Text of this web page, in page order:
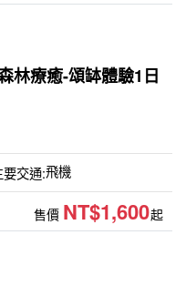
林療癒-頌缽體驗1日
飛機
售價 NT$1,600起